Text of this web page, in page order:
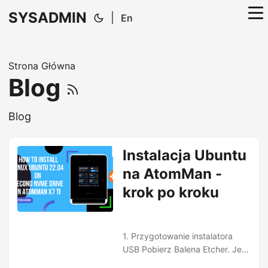
SYSADMIN En
Strona Główna
Blog
Blog
Instalacja Ubuntu
na AtomMan -
krok po kroku
1. Przygotowanie instalatora
USB Pobierz Balena Etcher. Jest